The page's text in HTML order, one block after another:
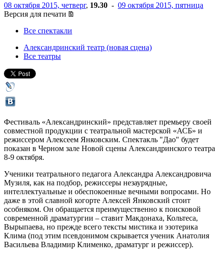
08 октября 2015, четверг, 19.30 - 09 октября 2015, пятница
Версия для печати
Все спектакли
Александринский театр (новая сцена)
Все театры
Фестиваль «Александринский» представляет премьеру своей
совместной продукции с театральной мастерской «АСБ» и
режиссером Алексеем Янковским. Спектакль "Дао" будет
показан в Черном зале Новой сцены Александринского театра
8-9 октября.
Ученики театрального педагога Александра Александровича
Музиля, как на подбор, режиссеры незаурядные,
интеллектуальные и обеспокоенные вечными вопросами. Но
даже в этой славной когорте Алексей Янковский стоит
особняком. Он обращается преимущественно к поисковой
современной драматургии – ставит Макдонаха, Кольтеса,
Вырыпаева, но прежде всего тексты мистика и эзотерика
Клима (под этим псевдонимом скрывается ученик Анатолия
Васильева Владимир Клименко, драматург и режиссер).